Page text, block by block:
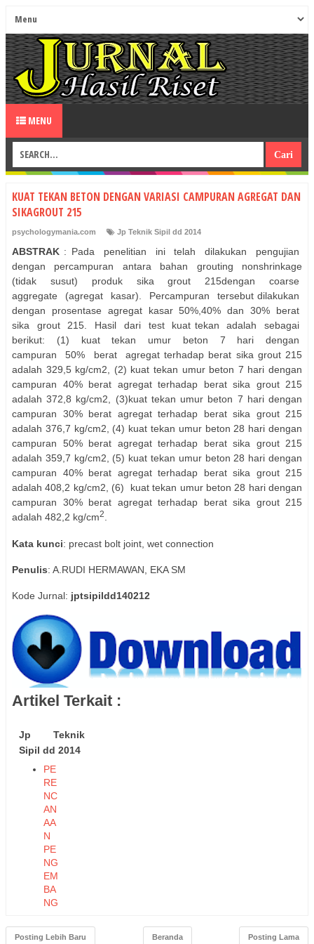
MENU
KUAT TEKAN BETON DENGAN VARIASI CAMPURAN AGREGAT DAN
SIKAGROUT 215
psychologymania.com Jp Teknik Sipil dd 2014
ABSTRAK : Pada penelitian ini telah dilakukan pengujian
dengan percampuran antara bahan grouting nonshrinkage
(tidak susut) produk sika grout 215dengan coarse
aggregate (agregat kasar). Percampuran tersebut dilakukan
dengan prosentase agregat kasar 50%,40% dan 30% berat
sika grout 215. Hasil dari test kuat tekan adalah sebagai
berikut: (1) kuat tekan umur beton 7 hari dengan
campuran 50% berat agregat terhadap berat sika grout 215
adalah 329,5 kg/cm2, (2) kuat tekan umur beton 7 hari dengan
campuran 40% berat agregat terhadap berat sika grout 215
adalah 372,8 kg/cm2, (3)kuat tekan umur beton 7 hari dengan
campuran 30% berat agregat terhadap berat sika grout 215
adalah 376,7 kg/cm2, (4) kuat tekan umur beton 28 hari dengan
campuran 50% berat agregat terhadap berat sika grout 215
adalah 359,7 kg/cm2, (5) kuat tekan umur beton 28 hari dengan
campuran 40% berat agregat terhadap berat sika grout 215
adalah 408,2 kg/cm2, (6) kuat tekan umur beton 28 hari dengan
campuran 30% berat agregat terhadap berat sika grout 215
adalah 482,2 kg/cm2
Kata kunci: precast bolt joint, wet connection
Penulis: A.RUDI HERMAWAN, EKA SM
Kode Jurnal: jptsipildd140212
Artikel Terkait :
Jp Teknik
Sipil dd 2014
PE
RE
NC
AN
AA
N
PE
NG
EM
BA
NG
BA
Posting Lebih Baru Posting Lama
Beranda